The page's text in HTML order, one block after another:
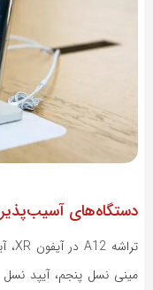
دستگاه‌های آسیب‌پذیر
تراشه A12در آیفون XR،
مینی نسل پنجم، آیپد